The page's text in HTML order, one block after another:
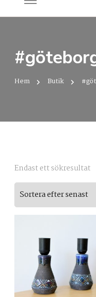
Hem Butik
Endast ett sökresultat